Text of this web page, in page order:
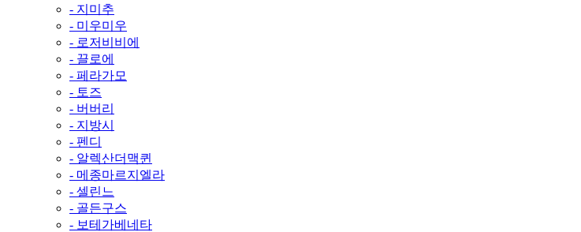
- 지미추
- 미우미우
- 로저비비에
- 끌로에
- 페라가모
- 토즈
- 버버리
- 지방시
- 펜디
- 알렉산더맥퀸
- 메종마르지엘라
- 셀린느
- 골든구스
- 보테가베네타